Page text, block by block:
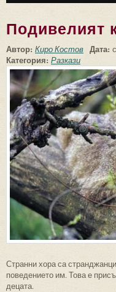
Подивелият
Автор: Киро Костов Дата:
Категория: Разкази
Странни хора са
поведението им. Това е
децата.